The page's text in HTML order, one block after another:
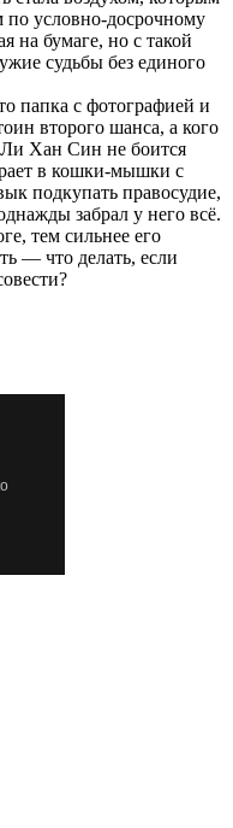
условно-досрочному
на бумаге, но с такой
судьбы без единого
папка с фотографией и
второго шанса, а кого
Ли Хан Син не боится
в кошки-мышки с
подкупать правосудие,
забрал у него всё.
тем сильнее его
— что делать, если